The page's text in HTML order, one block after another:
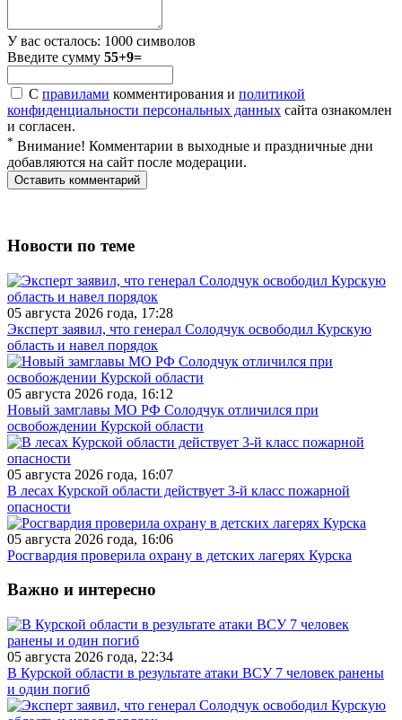
У вас осталось: 1000 символов
Введите сумму 55+9=
С правилами комментирования и политикой
конфиденциальности персональных данных сайта ознакомлен
и согласен.
* Внимание! Комментарии в выходные и праздничные дни
добавляются на сайт после модерации.
Новости по теме
05 августа 2026 года, 17:28
Эксперт заявил, что генерал Солодчук освободил Курскую
область и навел порядок
05 августа 2026 года, 16:12
Новый замглавы МО РФ Солодчук отличился при
освобождении Курской области
05 августа 2026 года, 16:07
В лесах Курской области действует 3-й класс пожарной
опасности
05 августа 2026 года, 16:06
Росгвардия проверила охрану в детских лагерях Курска
Важно и интересно
05 августа 2026 года, 22:34
В Курской области в результате атаки ВСУ 7 человек ранены
и один погиб